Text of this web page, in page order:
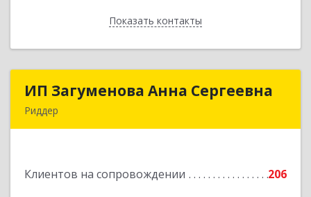
Показать контакты
Назад
ИП Загуменова Анна Сергеевна
Риддер
Клиентов на сопровождении 206
ИП Загуменова Анна Сергеевна
Подробнее